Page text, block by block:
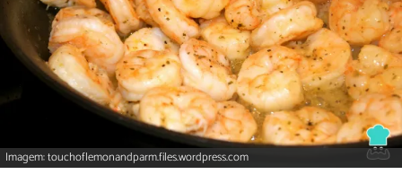
Imagem: touchoflemonandparm.files.wordpress.com